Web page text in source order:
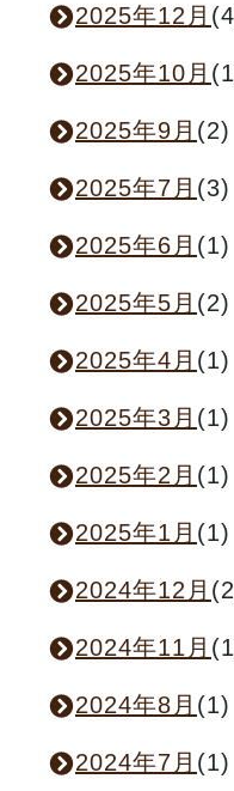
2025年12月
2025年10月
2025年9月 (2)
2025年7月 (3)
2025年6月 (1)
2025年5月 (2)
2025年4月 (1)
2025年3月 (1)
2025年2月 (1)
2025年1月 (1)
2024年12月
2024年11月
2024年8月 (1)
2024年7月 (1)